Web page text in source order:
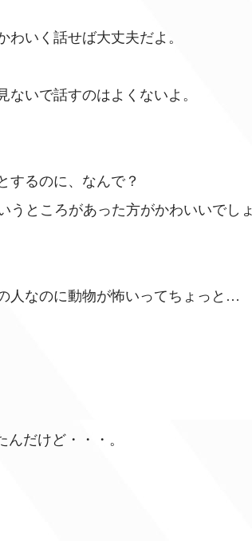
いく話せば大丈夫だよ。
いで話すのはよくないよ。
するのに、なんで？
うところがあった方がかわいいでし
人なのに動物が怖いってちょっと…
だけど・・・。